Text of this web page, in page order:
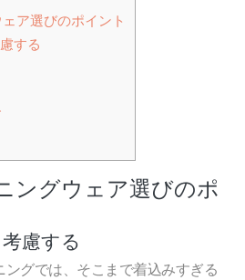
ア選びのポイント
する
ングウェア選びのポ
慮する
グでは、そこまで着込みすぎる